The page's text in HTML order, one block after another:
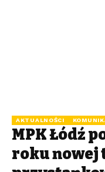
AKTUALNOŚCI
MPK Łódź
roku